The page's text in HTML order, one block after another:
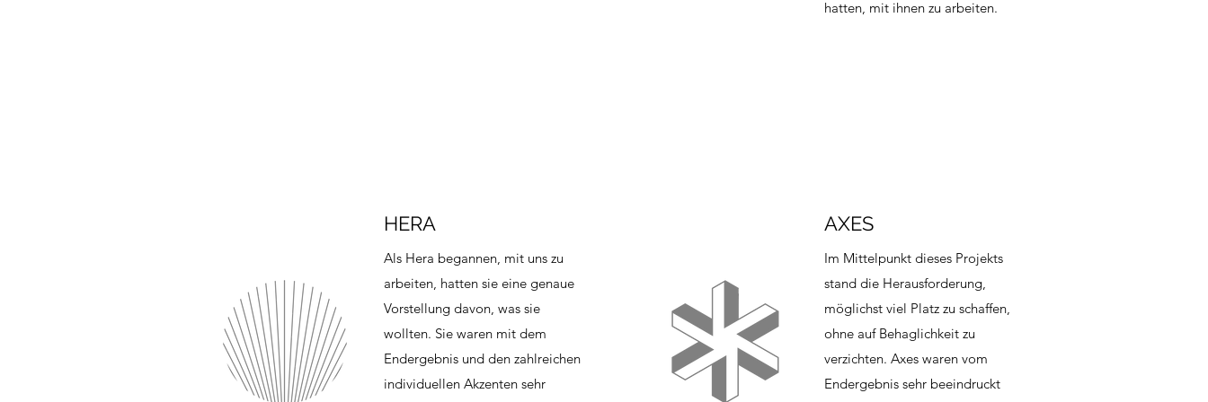
hatten, mit ihnen zu arbeiten.
HERA
Als Hera begannen, mit uns zu
arbeiten, hatten sie eine genaue
Vorstellung davon, was sie
wollten. Sie waren mit dem
Endergebnis und den zahlreichen
individuellen Akzenten sehr
AXES
Im Mittelpunkt dieses Projekts
stand die Herausforderung,
möglichst viel Platz zu schaffen,
ohne auf Behaglichkeit zu
verzichten. Axes waren vom
Endergebnis sehr beeindruckt